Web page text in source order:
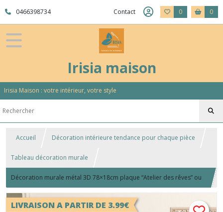
0466398734 Contact 0 0
Irisia maison
Irisia Maison : votre intérieur, votre style
Accueil Décoration intérieure tendance pour chaque pièce
Tableau décoration murale
Décoration murale métal 3D 78×18cm plaque “Atelier des rêves” ou
“Maison du bonheur”
LIVRAISON A PARTIR DE 3.99€